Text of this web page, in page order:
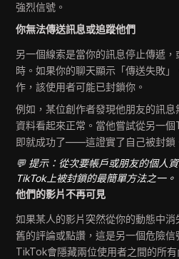
強烈信號。
你無法傳送訊息或追蹤他們
另一個線索是當你的訊息停止傳遞
時。如果你的聊天顯示「傳送失敗
作，該使用者可能已封鎖你。
例如，某位創作者發現他朋友的訊
資料看起來正常。當他嘗試從另一
即就成功了——這證實了自己被封鎖
💬 提示：從次要帳戶或朋友的個人
TikTok上被封鎖的最簡單方法之一。
他們的影片不再可見
如果某人的影片突然從你的動態中
舊的評論或點讚，這是另一個危險信
TikTok會隱藏兩位使用者之間的所